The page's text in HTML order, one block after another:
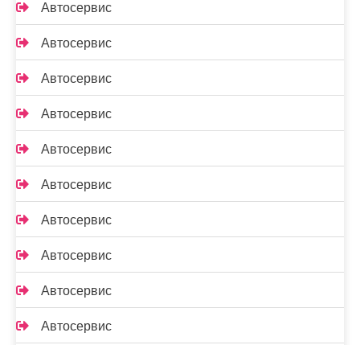
Автосервис
Автосервис
Автосервис
Автосервис
Автосервис
Автосервис
Автосервис
Автосервис
Автосервис
Автосервис